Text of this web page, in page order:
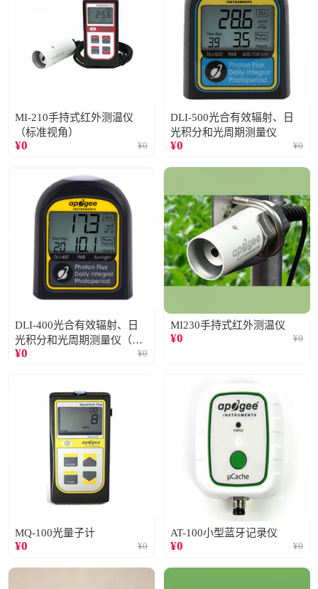
MI-210手持式红外测温仪
（标准视角）
¥0 ¥0
DLI-500光合有效辐射、日
光积分和光周期测量仪
¥0 ¥0
DLI-400光合有效辐射、日
光积分和光周期测量仪（仅
阳光）
¥0 ¥0
MI230手持式红外测温仪
¥0 ¥0
MQ-100光量子计
¥0 ¥0
AT-100小型蓝牙记录仪
¥0 ¥0